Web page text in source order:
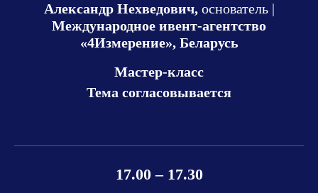
Александр Нехведович, основатель |
Международное ивент-агентство
«4Измерение», Беларусь
Мастер-класс
Тема согласовывается
17.00 – 17.30